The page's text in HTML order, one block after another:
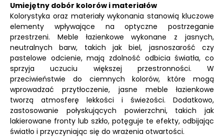
Umiejętny dobór kolorów i materiałów
Kolorystyka oraz materiały wykonania stanowią kluczowe
elementy wpływające na optyczne postrzeganie
przestrzeni. Meble łazienkowe wykonane z jasnych,
neutralnych barw, takich jak biel, jasnoszarość czy
pastelowe odcienie, mają zdolność odbicia światła, co
sprzyja uczuciu większej przestronności. W
przeciwieństwie do ciemnych kolorów, które mogą
wprowadzać przytłoczenie, jasne meble łazienkowe
tworzą atmosferę lekkości i świeżości. Dodatkowo,
zastosowanie połyskujących powierzchni, takich jak
lakierowane fronty lub szkło, potęguje te efekty, odbijając
światło i przyczyniając się do wrażenia otwartości.